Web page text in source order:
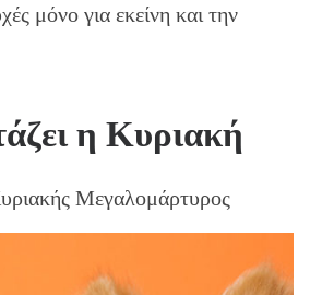
μόνο για εκείνη και την
η Κυριακή
Μεγαλομάρτυρος